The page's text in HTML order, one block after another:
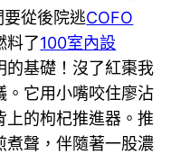
從後院逃COFO
料了100室內設
的基礎！沒了紅棗我
。它用小嘴咬住廖沾
上的枸杞推進器。推
煮聲，伴隨著一股濃